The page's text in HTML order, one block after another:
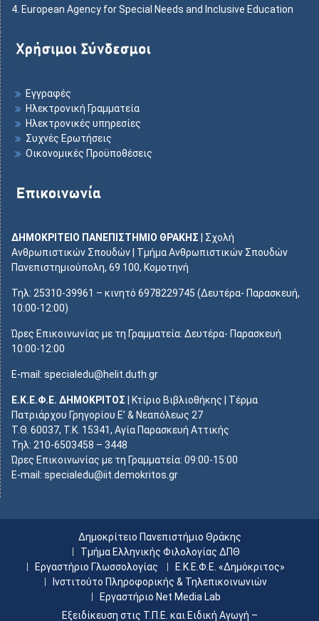
4. European Agency for Special Needs and Inclusive Education
Εγγραφές
Ηλεκτρονική Γραμματεία
Ηλεκτρονικές υπηρεσίες
Συχνές Ερωτήσεις
Οικονομικές Προϋποθέσεις
ΔΗΜΟΚΡΙΤΕΙΟ ΠΑΝΕΠΙΣΤΗΜΙΟ ΘΡΑΚΗΣ | Σχολή
Ανθρωπιστικών Σπουδών | Τμήμα Ανθρωπιστικών Σπουδών
Πανεπιστημιούπολη, 69 100, Κομοτηνή
Τηλ: 25310-39961 – κινητό 6978229745 (Δευτέρα- Παρασκευή,
10:00-12:00)
Ώρες Επικοινωνίας με τη Γραμματεία: Δευτέρα- Παρασκευή
10:00-12:00
E-mail: specialedu@helit.duth.gr
Ε.Κ.Ε.Φ.Ε. ΔΗΜΟΚΡΙΤΟΣ | Κτίριο Βιβλιοθήκης | Τέρμα
Πατριάρχου Γρηγορίου Ε’ & Νεαπόλεως 27
Τ.Θ. 60037, Τ.Κ. 15341, Αγία Παρασκευή Αττικής
Τηλ: 210-6503458 – 3448
Ώρες Επικοινωνίας με τη Γραμματεία: 09:00-15:00
E-mail: specialedu@iit.demokritos.gr
Δημοκρίτειο Πανεπιστήμιο Θράκης
Τμήμα Ελληνικής Φιλολογίας ΔΠΘ
Εργαστήριο Γλωσσολογίας
Ε.Κ.Ε.Φ.Ε. «Δημόκριτος»
Ινστιτούτο Πληροφορικής & Τηλεπικοινωνιών
Εργαστήριο Net Media Lab
Εξειδίκευση στις Τ.Π.Ε. και Ειδική Αγωγή –